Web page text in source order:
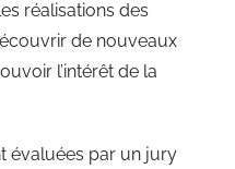
réalisations des
de nouveaux
l’intérêt de la
évaluées par un jury